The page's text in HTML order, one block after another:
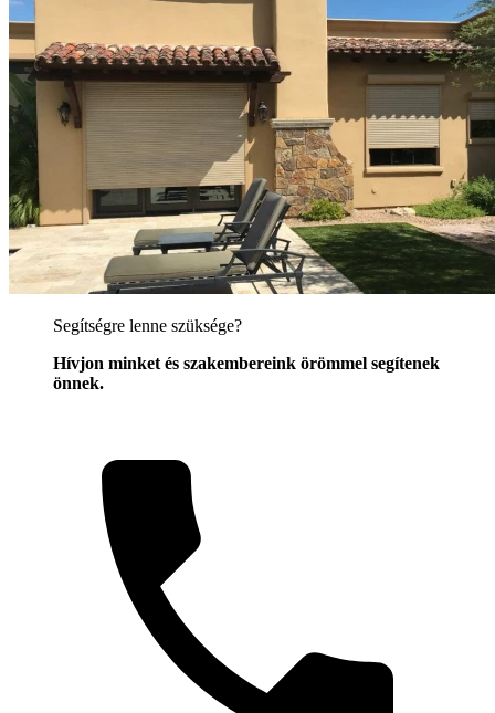
Segítségre lenne szüksége?
Hívjon minket és szakembereink örömmel segítenek
önnek.